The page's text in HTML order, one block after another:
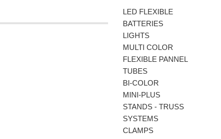
LED FLEXIBLE
BATTERIES
LIGHTS
MULTI COLOR
FLEXIBLE PANNEL
TUBES
BI-COLΟR
MINI-PLUS
STANDS - TRUSS
SYSTEMS
CLAMPS